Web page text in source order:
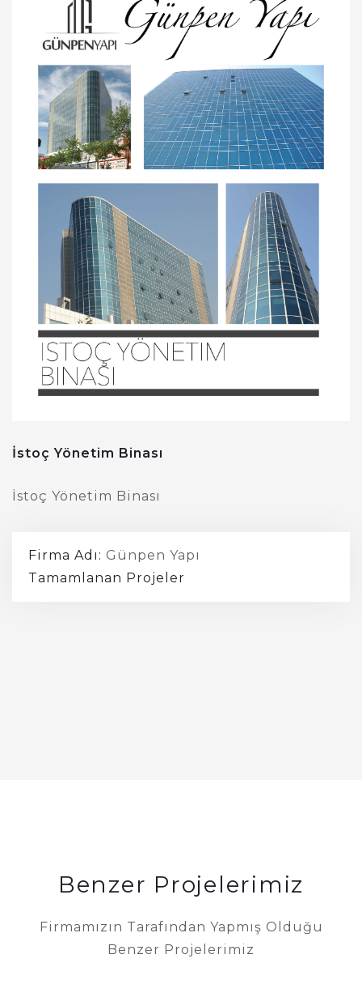
İstoç Yönetim Binası
İstoç Yönetim Binası
Firma Adı: Günpen Yapı
Tamamlanan Projeler
Benzer Projelerimiz
Firmamızın Tarafından Yapmış Olduğu
Benzer Projelerimiz